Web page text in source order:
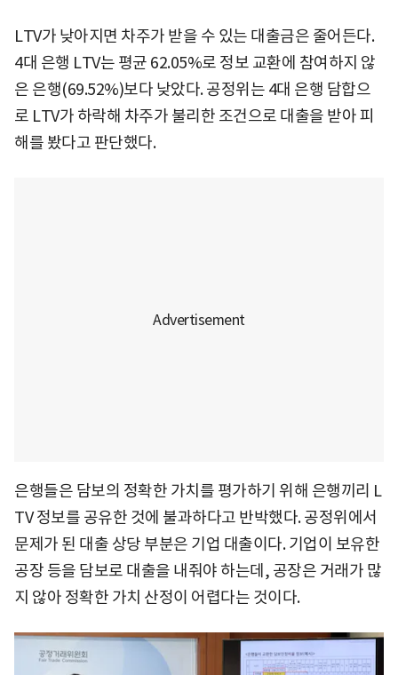
LTV가 낮아지면 차주가 받을 수 있는 대출금은 줄어든다.
4대 은행 LTV는 평균 62.05%로 정보 교환에 참여하지 않
은 은행(69.52%)보다 낮았다. 공정위는 4대 은행 담합으
로 LTV가 하락해 차주가 불리한 조건으로 대출을 받아 피
해를 봤다고 판단했다.
은행들은 담보의 정확한 가치를 평가하기 위해 은행끼리 L
TV 정보를 공유한 것에 불과하다고 반박했다. 공정위에서
문제가 된 대출 상당 부분은 기업 대출이다. 기업이 보유한
공장 등을 담보로 대출을 내줘야 하는데, 공장은 거래가 많
지 않아 정확한 가치 산정이 어렵다는 것이다.